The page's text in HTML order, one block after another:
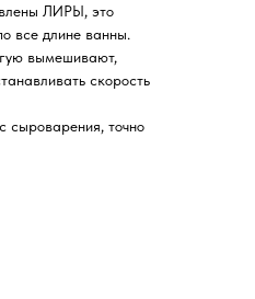
ЛИРЫ, это
все длине ванны.
вымешивают,
скорость
сыроварения, точно